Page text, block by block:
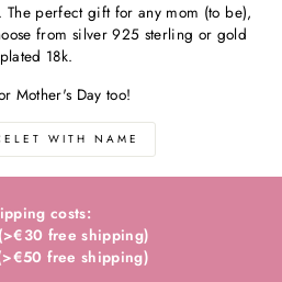
The perfect gift for any mom (to be),
from silver 925 sterling or gold
plated 18k.
Mother's Day too!
WITH NAME
costs:
free shipping)
free shipping)